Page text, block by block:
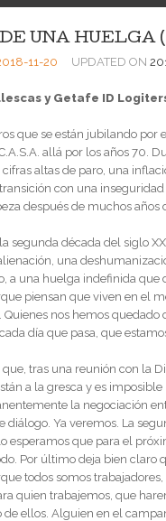
UNA HUELGA
11-20 UPDATED ON
y Getafe ID
que se están jubilando
allá por los años 70.
cifras altas de paro, una
con una
después de muchos
segunda década del siglo
una
a una huelga indefinida
piensan que viven en el
Quienes nos hemos
día que pasa, que
tras una reunión con la
a la gresca y es
la negociación
diálogo. Ya veremos. La
esperamos que para el
Por último deja bien claro
todos somos
quien trabajemos, que
de ellos. Alguien en el